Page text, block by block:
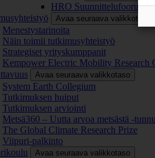
HRO Suunnittelufoorumi
Avaa seuraava valikkotaso
Menestystarinoita
Näin toimii tutkimusyhteistyö
Strategiset yrityskumppanit
Kempower Electric Mobility Research
Avaa seuraava valikkotaso
System Earth Collegium
Tutkimuksen huiput
Tutkimuksen arviointi
Metsä360 – Uutta arvoa metsästä -
The Global Climate Research Prize
Viipuri-palkinto
Avaa seuraava valikkotaso